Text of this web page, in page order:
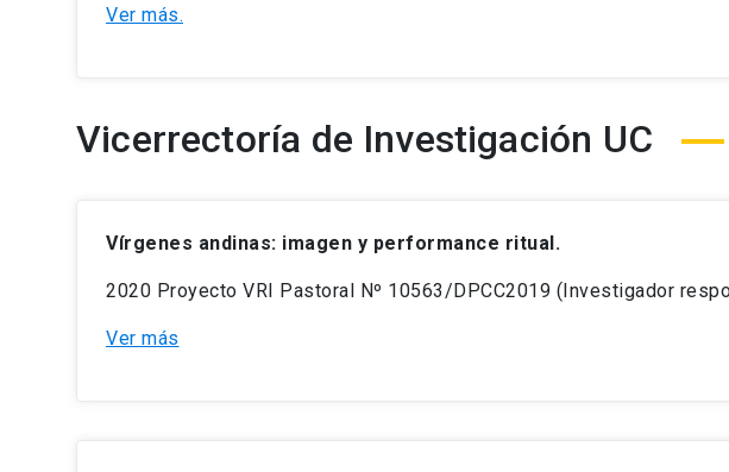
Ver más.
Vicerrectoría de Investigación UC
Vírgenes andinas: imagen y performance ritual.
2020 Proyecto VRI Pastoral Nº 10563/DPCC2019 (Investigador
Ver más